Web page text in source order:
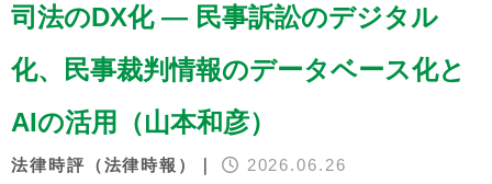
司法のDX化 — 民事訴訟のデジタル
化、民事裁判情報のデータベース化と
AIの活用（山本和彦）
法律時評（法律時報）｜ 2026.06.26